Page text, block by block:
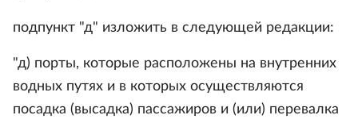
подпункт "д" изложить в следующей редакции:
"д) порты, которые расположены на внутренних
водных путях и в которых осуществляются
посадка (высадка) пассажиров и (или) перевалка